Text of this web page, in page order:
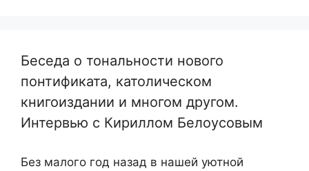
Беседа о тональности нового
понтификата, католическом
книгоиздании и многом другом.
Интервью с Кириллом Белоусовым
Без малого год назад в нашей уютной